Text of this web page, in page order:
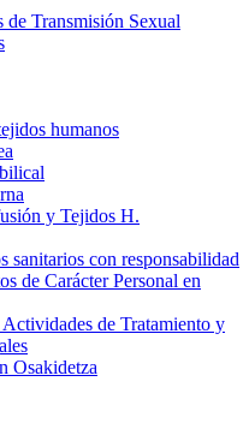
Transmisión Sexual
humanos
y Tejidos H.
sanitarios con responsabilidad
de Carácter Personal en
de Tratamiento y
Osakidetza